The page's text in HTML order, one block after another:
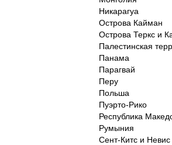
Никарагуа
Острова Кайман
Острова Теркс и
Палестинская
Панама
Парагвай
Перу
Польша
Пуэрто-Рико
Республика
Румыния
Сент-Китс и Невис